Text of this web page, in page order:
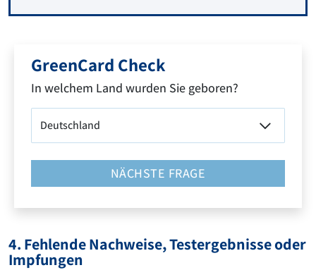
GreenCard Check
In welchem Land wurden Sie geboren?
NÄCHSTE FRAGE
4. Fehlende Nachweise, Testergebnisse oder
Impfungen